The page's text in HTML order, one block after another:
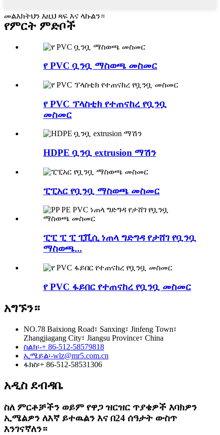
መልእክትህን እዚህ ጻፍ እና ላኩልን።
የምርት ምድቦች
የ PVC ቧንቧ ማስወጫ መስመር
የ PVC ፕላስቲክ የተጠናከረ የቧንቧ
መስመር
HDPE ቧንቧ extrusion ማሽን
ፒፒአር የቧንቧ ማስወጫ መስመር
ፒፒ ፒ ፒ ፒቪሲ ነጠላ ግድግዳ የታሸገ የቧንቧ
ማስወጫ...
የ PVC ፋይበር የተጠናከረ የቧንቧ መስመር
አግኙን።
NO.78 Baixiong Road፣ Sanxing፣ Jinfeng Town፣
Zhangjiagang City፣ Jiangsu Province፣ China
ስልክ፡-+ 86-512-58579818
ኢሜይል፡-wlz@mr5.com.cn
ፋክስ፡+ 86-512-58531306
አዲስ ደብዳቤ
ስለ ምርቶቻችን ወይም የዋጋ ዝርዝር ጥያቄዎች እባክዎን
ኢሜልዎን ለእኛ ይተዉልን እና በ24 ሰዓታት ውስጥ
እንገናኛለን።